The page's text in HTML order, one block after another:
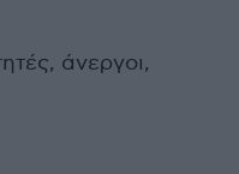
άνεργοι,